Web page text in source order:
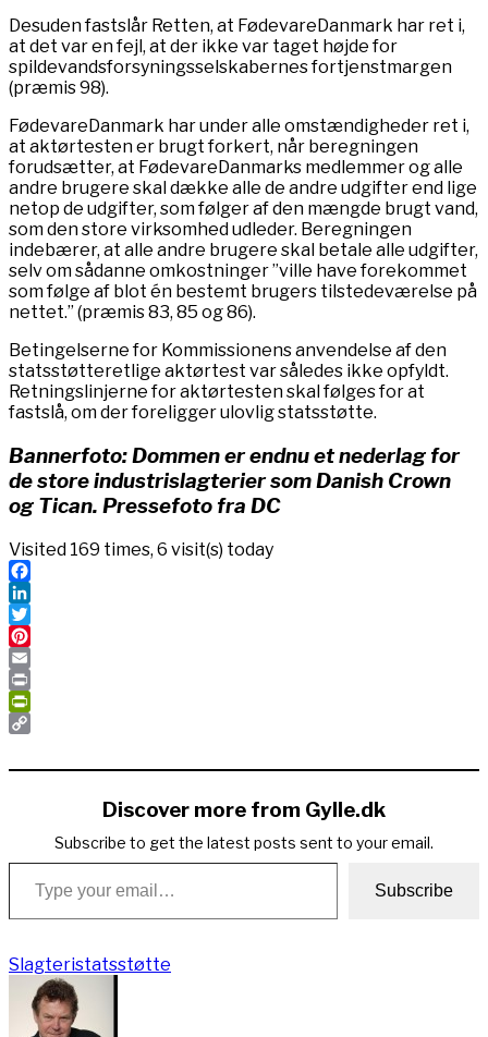
Desuden fastslår Retten, at FødevareDanmark har ret i,
at det var en fejl, at der ikke var taget højde for
spildevandsforsyningsselskabernes fortjenstmargen
(præmis 98).
FødevareDanmark har under alle omstændigheder ret i,
at aktørtesten er brugt forkert, når beregningen
forudsætter, at FødevareDanmarks medlemmer og alle
andre brugere skal dække alle de andre udgifter end lige
netop de udgifter, som følger af den mængde brugt vand,
som den store virksomhed udleder. Beregningen
indebærer, at alle andre brugere skal betale alle udgifter,
selv om sådanne omkostninger ”ville have forekommet
som følge af blot én bestemt brugers tilstedeværelse på
nettet.” (præmis 83, 85 og 86).
Betingelserne for Kommissionens anvendelse af den
statsstøtteretlige aktørtest var således ikke opfyldt.
Retningslinjerne for aktørtesten skal følges for at
fastslå, om der foreligger ulovlig statsstøtte.
Bannerfoto: Dommen er endnu et nederlag for
de store industrislagterier som Danish Crown
og Tican. Pressefoto fra DC
Visited 169 times, 6 visit(s) today
Facebook
LinkedIn
Twitter
Pinterest
Email
Print
PrintFriendly
Link
Discover more from Gylle.dk
Subscribe to get the latest posts sent to your email.
Type your email…
Subscribe
Slagteristatsstøtte